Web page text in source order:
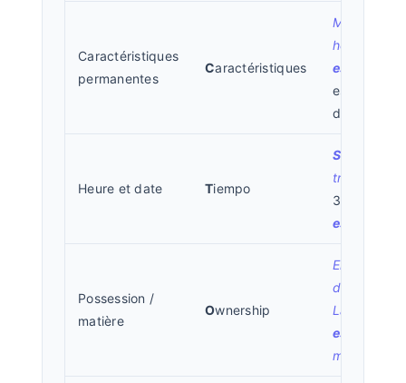
Caractéristiques
permanentes
Caractéristiques
Mi
hermano
es
est grand,
de nature)
Heure et date Tiempo
Son
tres.
3h) /
es
Possession /
matière
Ownership
El libro
de María.
La mesa
es
madera.